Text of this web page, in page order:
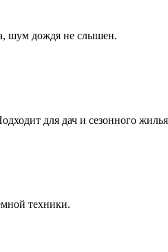
шум дождя не слышен.
для дач и сезонного
техники.